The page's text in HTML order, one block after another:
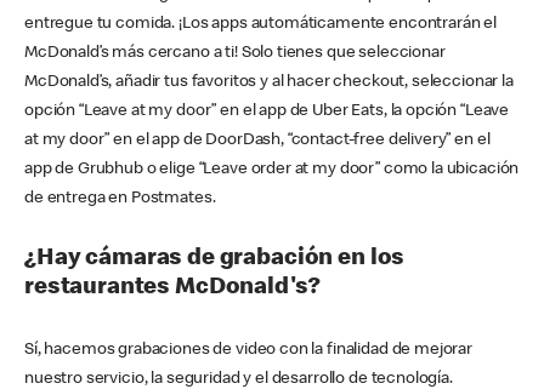
entregue tu comida. ¡Los apps automáticamente encontrarán el
McDonald’s más cercano a ti! Solo tienes que seleccionar
McDonald’s, añadir tus favoritos y al hacer checkout, seleccionar la
opción “Leave at my door” en el app de Uber Eats, la opción “Leave
at my door” en el app de DoorDash, “contact-free delivery” en el
app de Grubhub o elige “Leave order at my door” como la ubicación
de entrega en Postmates.
¿Hay cámaras de grabación en los
restaurantes McDonald's?
Sí, hacemos grabaciones de video con la finalidad de mejorar
nuestro servicio, la seguridad y el desarrollo de tecnología.